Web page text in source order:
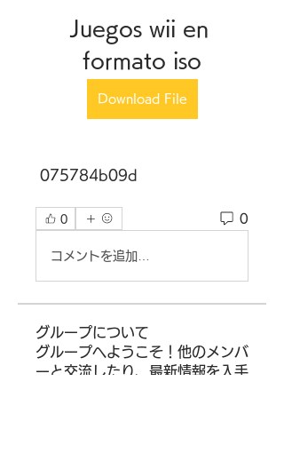
Juegos wii en
formato iso
Download File
075784b09d
0 0
コメントを追加…
グループについて
グループへようこそ！他のメンバ
ーと交流したり、最新情報を入手